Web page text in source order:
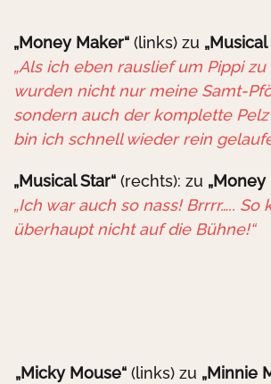
„Money Maker“ (links) zu „Musical
„Als ich eben rauslief um Pippi zu
wurden nicht nur meine Samt-
sondern auch der komplette Pelz
bin ich schnell wieder rein
„Musical Star“ (rechts): zu „Money
„Ich war auch so nass! Brrrr….. So
überhaupt nicht auf die Bühne!“
„Micky Mouse“ (links) zu „Minnie